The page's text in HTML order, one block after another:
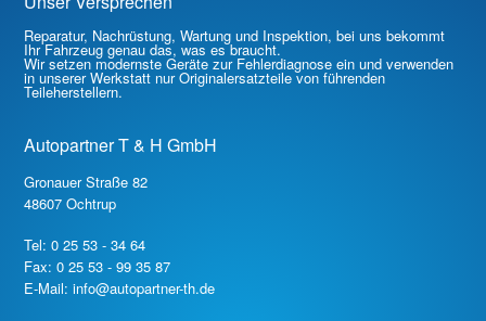
Reparatur, Nachrüstung, Wartung und Inspektion, bei uns bekommt
Ihr Fahrzeug genau das, was es braucht.
Wir setzen modernste Geräte zur Fehlerdiagnose ein und verwenden
in unserer Werkstatt nur Originalersatzteile von führenden
Teileherstellern.
Autopartner T & H GmbH
Gronauer Straße 82
48607 Ochtrup
Tel: 0 25 53 - 34 64
Fax: 0 25 53 - 99 35 87
E-Mail: info@autopartner-th.de